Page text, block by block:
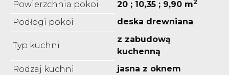
Powierzchnia pokoi 20 ; 10,35 ; 9,90 m2
Podłogi pokoi deska drewniana
Typ kuchni
z zabudową
kuchenną
Rodzaj kuchni
jasna z oknem